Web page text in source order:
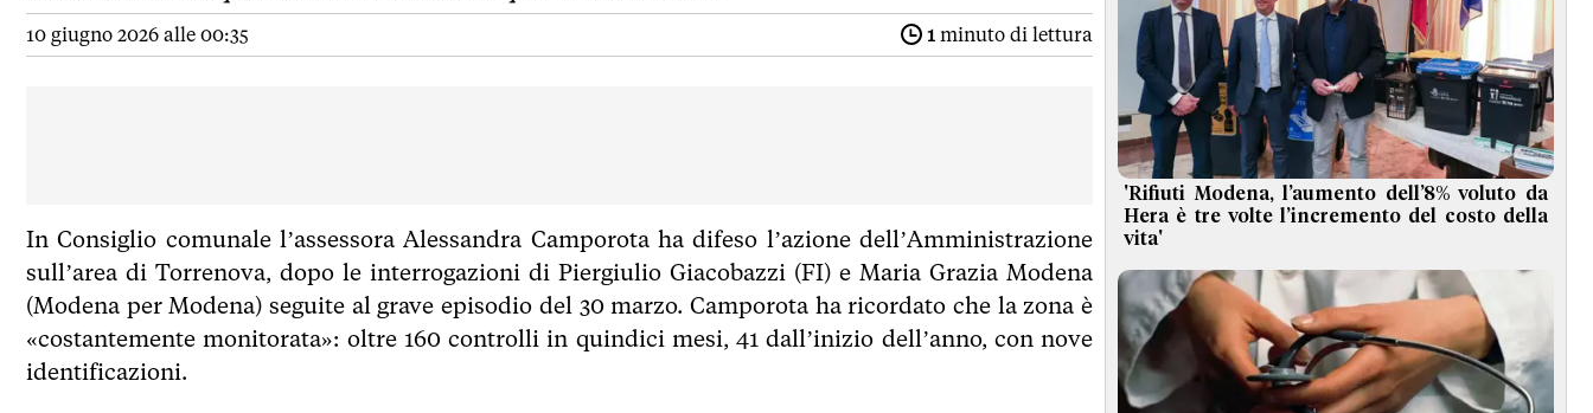
10 giugno 2026 alle 00:35 1 minuto di lettura
In Consiglio comunale l’assessora Alessandra Camporota ha difeso l’azione dell’Amministrazione
sull’area di Torrenova, dopo le interrogazioni di Piergiulio Giacobazzi (FI) e Maria Grazia Modena
(Modena per Modena) seguite al grave episodio del 30 marzo. Camporota ha ricordato che la zona è
«costantemente monitorata»: oltre 160 controlli in quindici mesi, 41 dall’inizio dell’anno, con nove
identificazioni.
'Rifiuti Modena, l’aumento dell’8% voluto da
Hera è tre volte l’incremento del costo della
vita'